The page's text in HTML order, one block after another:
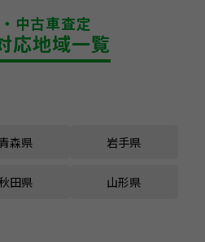
中古車査定
応地域一覧
森県 岩手県
田県 山形県